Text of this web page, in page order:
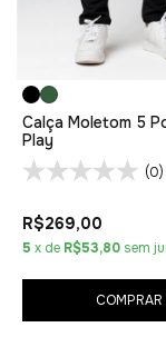
Calça Moletom 5
Play
(0)
R$269,00
5 x de R$53,80 sem
COMPRAR